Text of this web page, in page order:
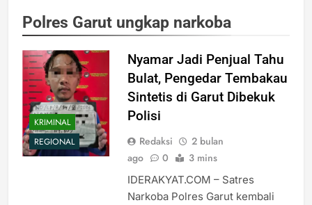
Polres Garut ungkap narkoba
KRIMINAL
REGIONAL
Nyamar Jadi Penjual Tahu
Bulat, Pengedar Tembakau
Sintetis di Garut Dibekuk
Polisi
Redaksi
2 bulan
ago
0 3 mins
IDERAKYAT.COM – Satres
Narkoba Polres Garut kembali